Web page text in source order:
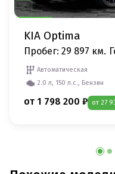
KIA Optima
Пробег: 29 897 км.
Автоматическая
2.0 л, 150 л.с., Бензин
от 1 798 200 ₽ от 27